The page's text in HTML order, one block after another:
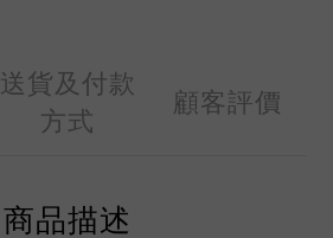
送貨及付款
方式
顧客評價
商品描述